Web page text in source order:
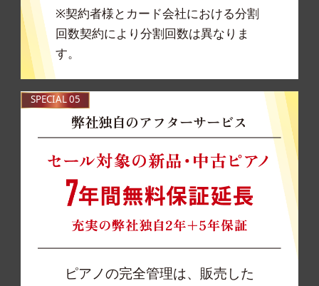
※契約者様とカード会社における分割
回数契約により分割回数は異なりま
す。
SPECIAL 05
弊社独自のアフターサービス
ピアノの完全管理は、販売した